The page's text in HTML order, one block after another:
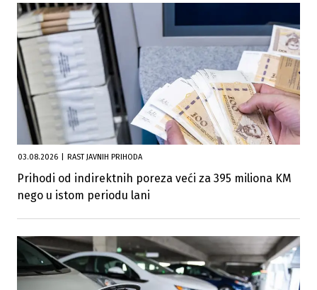
03.08.2026 RAST JAVNIH PRIHODA
Prihodi od indirektnih poreza veći za 395 miliona KM
nego u istom periodu lani